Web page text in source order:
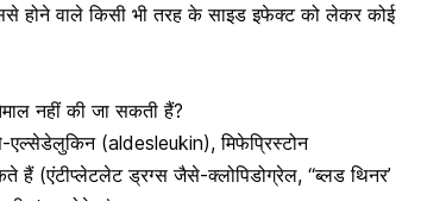
होने वाले किसी भी तरह के साइड इफेक्ट को लेकर कोई
नहीं की जा सकती हैं?
(aldesleukin), मिफेप्रिस्टोन
(एंटीप्लेटलेट ड्रग्स जैसे-क्लोपिडोग्रेल, “ब्लड थिनर’